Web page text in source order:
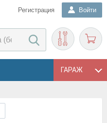
Регистрация Войти
ГАРАЖ